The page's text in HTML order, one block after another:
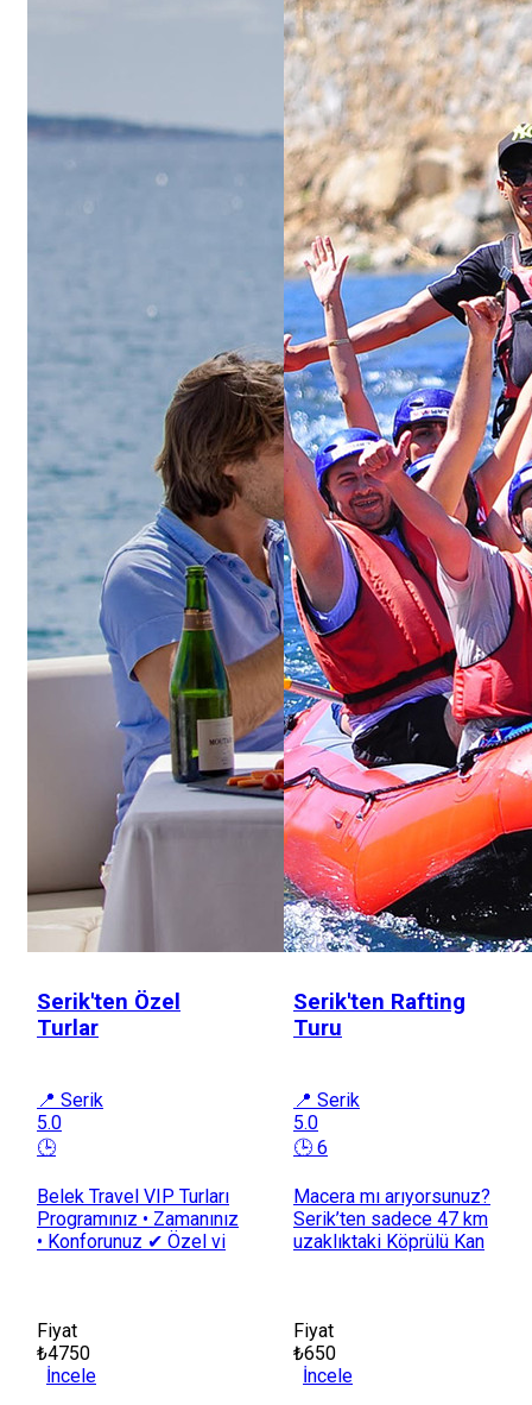
Serik'ten Özel
Turlar
📍 Serik
5.0
🕒
Belek Travel VIP Turları
Programınız • Zamanınız
• Konforunuz ✔ Özel vi
Fiyat
₺4750
İncele
Serik'ten Rafting
Turu
📍 Serik
5.0
🕒 6
Macera mı arıyorsunuz?
Serik’ten sadece 47 km
uzaklıktaki Köprülü Kan
Fiyat
₺650
İncele